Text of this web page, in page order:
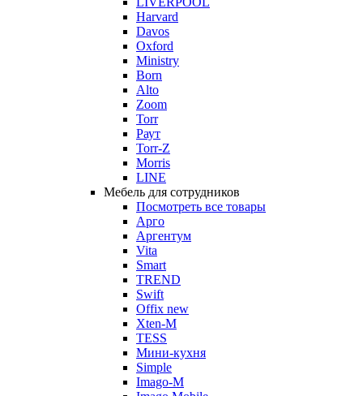
Harvard
Davos
Oxford
Ministry
Born
Alto
Zoom
Torr
Раут
Torr-Z
Morris
LINE
Мебель для сотрудников
Посмотреть все товары
Арго
Аргентум
Vita
Smart
TREND
Swift
Offix new
Xten-M
TESS
Мини-кухня
Simple
Imago-M